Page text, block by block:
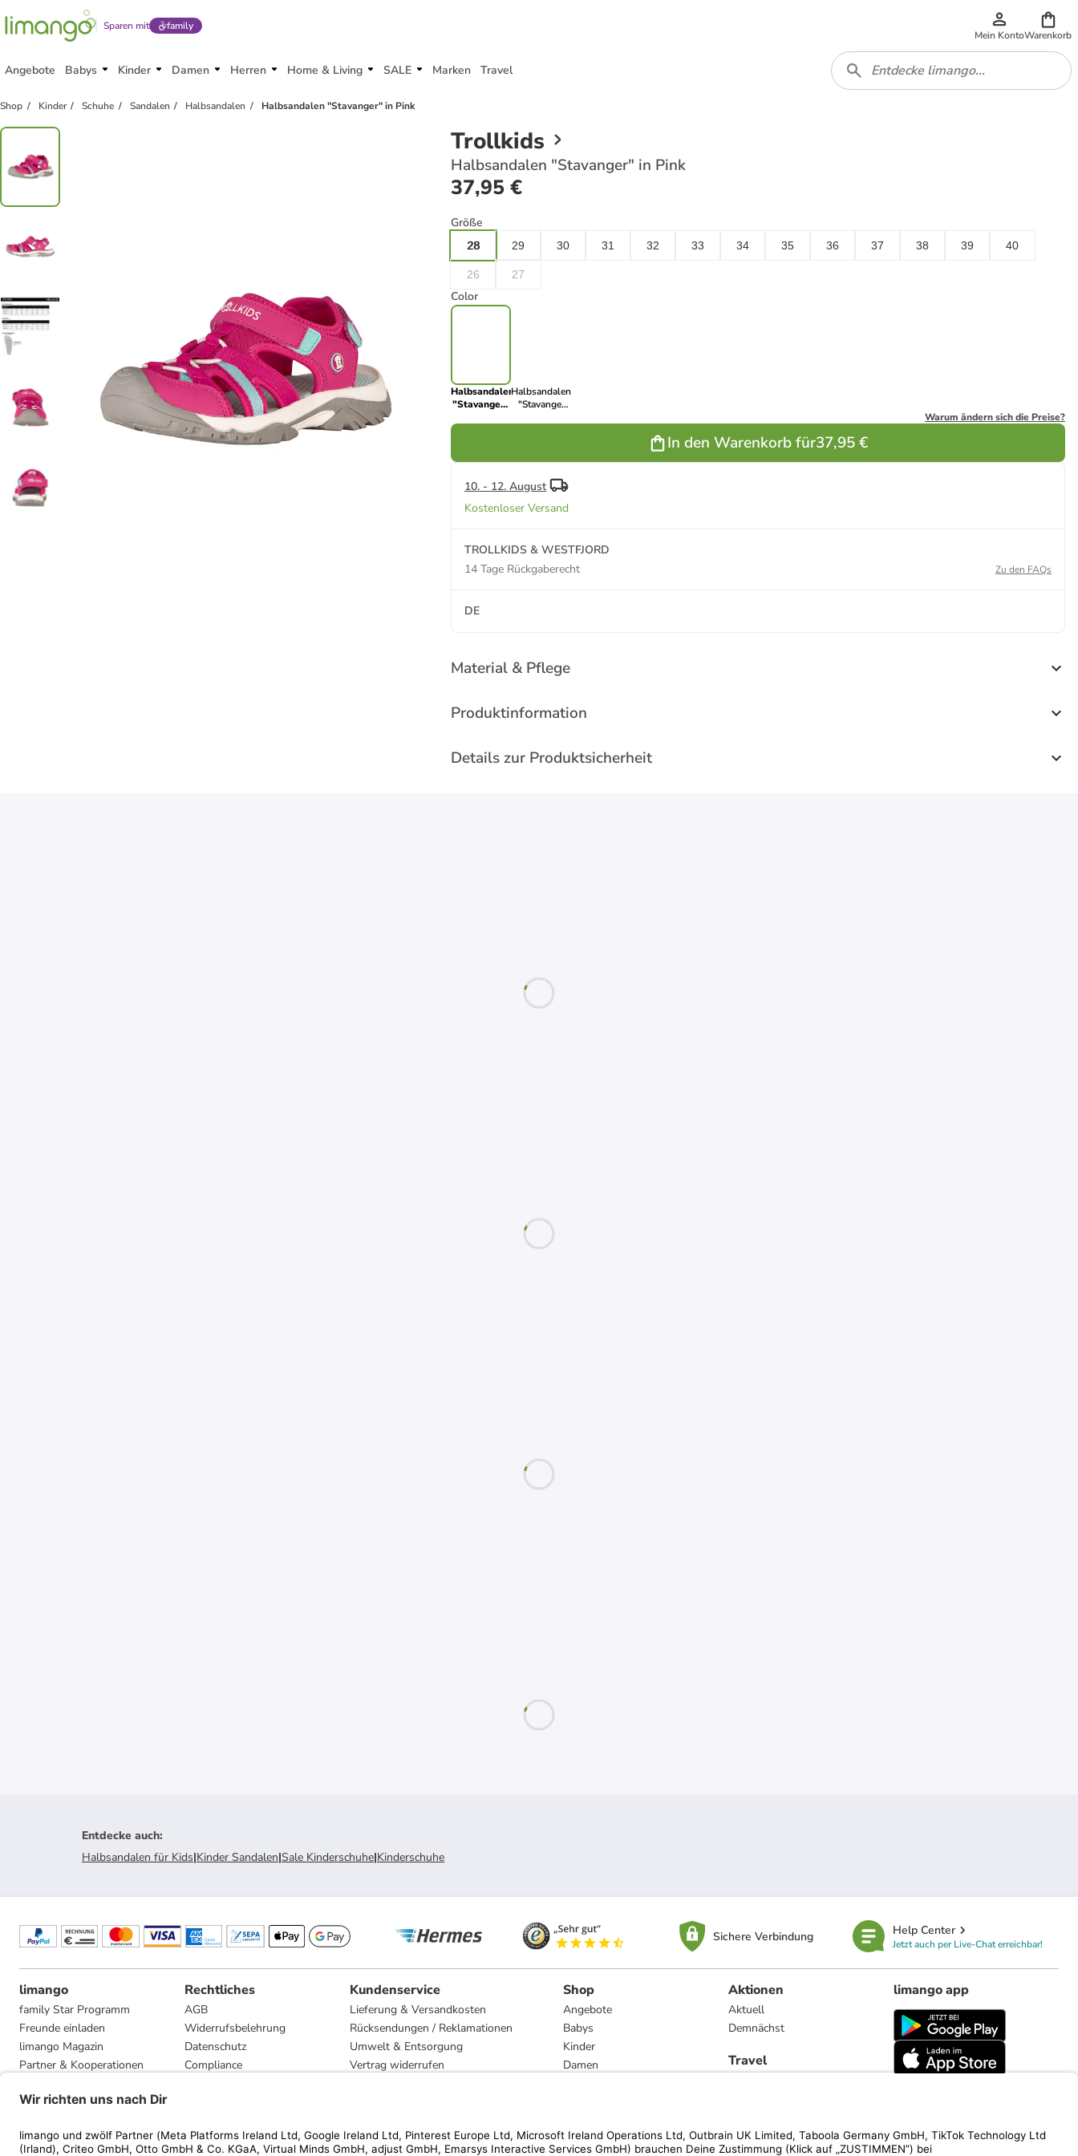
Sparen mit family
Mein KontoWarenkorb
Angebote Babys Kinder Damen Herren Home & Living SALE Marken Travel
Shop Kinder Schuhe Sandalen Halbsandalen Halbsandalen "Stavanger" in Pink
Trollkids
Halbsandalen "Stavanger" in Pink
37,95 €
Größe
28 29 30 31 32 33 34 35 36 37 38 39 40
26 27
Color
Halbsandalen
"Stavanger"
Halbsandalen
"Stavanger
Warum ändern sich die Preise?
In den Warenkorb für37,95 €
10. - 12. August
Kostenloser Versand
TROLLKIDS & WESTFJORD
14 Tage Rückgaberecht
Zu den FAQs
DE
Material & Pflege
Produktinformation
Details zur Produktsicherheit
Entdecke auch:
Halbsandalen für Kids|Kinder Sandalen|Sale Kinderschuhe|Kinderschuhe
Sichere Verbindung Help Center
Jetzt auch per Live-Chat erreichbar!
limango
family Star Programm
Freunde einladen
limango Magazin
Partner & Kooperationen
Presse
Rechtliches
AGB
Widerrufsbelehrung
Datenschutz
Compliance
Kundenservice
Lieferung & Versandkosten
Rücksendungen / Reklamationen
Umwelt & Entsorgung
Vertrag widerrufen
Shop
Angebote
Babys
Kinder
Damen
Marken
Aktionen
Aktuell
Demnächst
Travel
limango app